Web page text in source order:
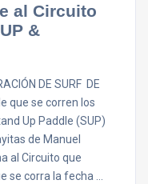
al Circuito
&
DE SURF DE
que se corren los
Up Paddle (SUP)
de Manuel
al Circuito que
se corra la fecha …